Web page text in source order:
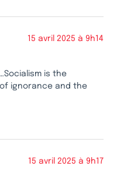
15 avril 2025 à 9h14
is the
ignorance and the
15 avril 2025 à 9h17